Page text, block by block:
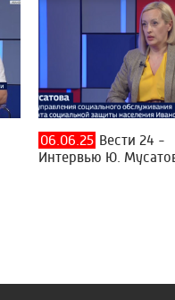
06.06.25 Вести 24 -
Интервью Ю.